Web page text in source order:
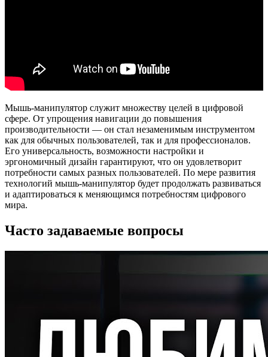
Мышь-манипулятор служит множеству целей в цифровой
сфере. От упрощения навигации до повышения
производительности — он стал незаменимым инструментом
как для обычных пользователей, так и для профессионалов.
Его универсальность, возможности настройки и
эргономичный дизайн гарантируют, что он удовлетворит
потребности самых разных пользователей. По мере развития
технологий мышь-манипулятор будет продолжать развиваться
и адаптироваться к меняющимся потребностям цифрового
мира.
Часто задаваемые вопросы